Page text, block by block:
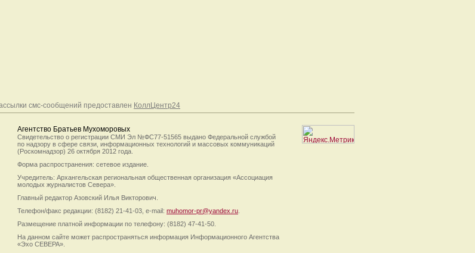
смс-сообщений предоставлен КоллЦентр24
Агентство Братьев Мухоморовых
Свидетельство о регистрации СМИ Эл №ФС77-51565 выдано Федеральной службой
по надзору в сфере связи, информационных технологий и массовых коммуникаций
(Роскомнадзор) 26 октября 2012 года.
Форма распространения: сетевое издание.
Учредитель: Архангельская региональная общественная организация «Ассоциация
молодых журналистов Севера».
Главный редактор Азовский Илья Викторович.
Телефон/факс редакции: (8182) 21-41-03, e-mail: muhomor-pr@yandex.ru
Размещение платной информации по телефону: (8182) 47-41-50.
На данном сайте может распространяться информация Информационного Агентства
«Эхо СЕВЕРА».